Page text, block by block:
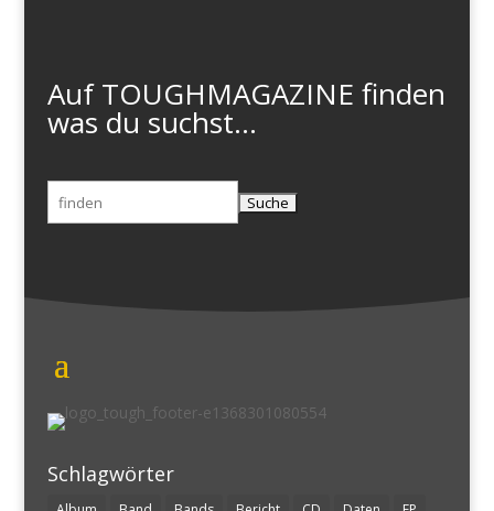
Auf TOUGHMAGAZINE finden
was du suchst...
Suchen
nach:
Schlagwörter